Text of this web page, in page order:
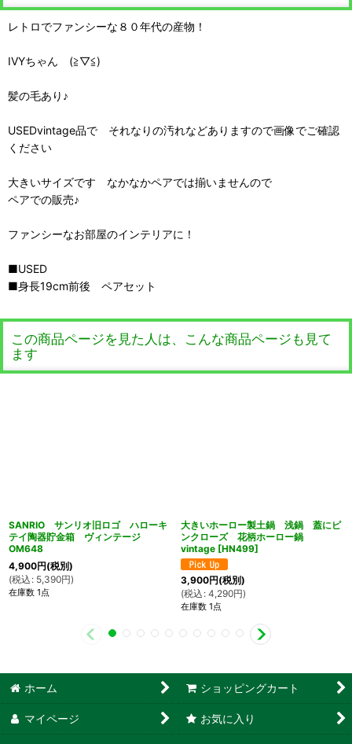
レトロでファンシーな８０年代の産物！
IVYちゃん (≧▽≦)
髪の毛あり♪
USEDvintage品で それなりの汚れなどありますので画像でご確認
ください
大きいサイズです なかなかペアでは揃いませんので
ペアでの販売♪
ファンシーなお部屋のインテリアに！
■USED
■身長19cm前後 ペアセット
この商品ページを見た人は、こんな商品ページも見て
ます
SANRIO サンリオ旧ロゴ ハローキ
テイ陶器貯金箱 ヴィンテージ
OM648
4,900円(税別)
(税込 : 5,390円)
在庫数 1点
大きいホーロー製土鍋 浅鍋 蓋にピ
ンクローズ 花柄ホーロー鍋
vintage [HN499]
3,900円(税別)
(税込 : 4,290円)
在庫数 1点
ホーム ショッピングカート
マイページ お気に入り